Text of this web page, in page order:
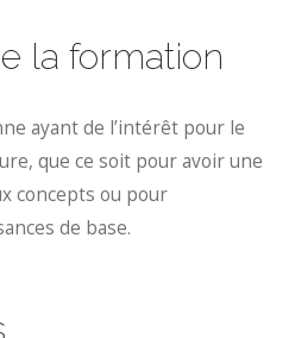
la formation
ayant de l’intérêt pour le
que ce soit pour avoir une
concepts ou pour
de base.